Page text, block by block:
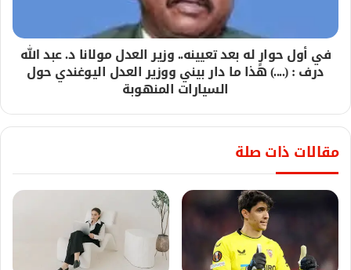
في أول حوارٍ له بعد تعيينه.. وزير العدل مولانا د. عبد الله
درف : (....) هذا ما دار بيني ووزير العدل اليوغندي حول
السيارات المنهوبة
مقالات ذات صلة